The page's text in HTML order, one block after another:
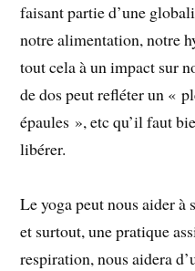
faisant partie d’une
notre alimentation, notre
tout cela à un impact sur
de dos peut refléter un «
épaules », etc qu’il faut
libérer.
Le yoga peut nous aider à
et surtout, une pratique
respiration, nous aidera